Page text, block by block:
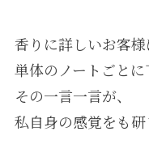
香りに詳しいお客様
単体のノートごとに
その一言一言が、
私自身の感覚をも研